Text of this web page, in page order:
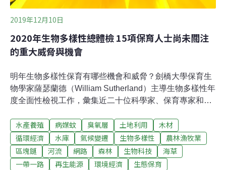
2019年12月10日
2020年生物多樣性總體檢 15項保育人士尚未關注
的重大威脅與機會
明年生物多樣性保育有哪些機會和威脅？劍橋大學保育生
物學家薩瑟蘭德（William Sutherland）主導生物多樣性年
度全面性檢視工作，彙集近二十位科學家、保育專家和未
選出15個正在發生或預期將發生的最重要趨勢，這些趨勢
有造福或傷害生物多樣性的潛力，但尚未受到大多數保育
人士的關注。論文發表在《生態與演化趨勢（Trends in
Ecology & Evolution）》期刊。
水產養殖 病媒蚊 臭氧層 土地利用
木材
循環經濟
水庫 氣候變遷 生物多樣性
農林漁牧業
區塊鏈
河流 網路 森林 生物科技
海草
一帶一路
再生能源 環境經濟 生態保育